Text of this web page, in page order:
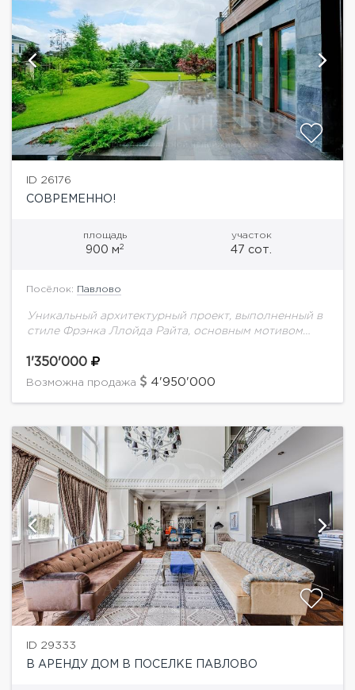
ID 26176
СОВРЕМЕННО!
площадь
900 м2
участок
47 сот.
Посёлок: Павлово
Уникальный архитектурный проект, выполненный в
стиле Фрэнка Ллойда Райта, основным мотивом
строился по индивидуальному заказу "для себя" и
архитекторам и дизайнерам полностью...
1'350'000
Возможна продажа 4'950'000
ID 29333
В АРЕНДУ ДОМ В ПОСЕЛКЕ ПАВЛОВО